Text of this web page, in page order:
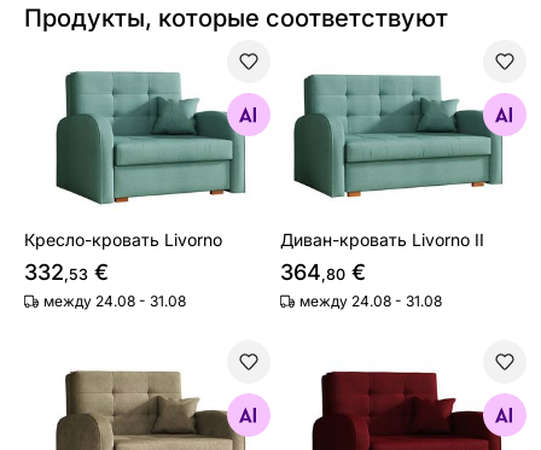
Продукты, которые соответствуют
Кресло-кровать Livorno
Найдите похожие
Кресло-кровать Livorno
332,53 €
между 24.08 - 31.08
Диван-кровать Livorno II
Найдите похожие
Диван-кровать Livorno II
364,80 €
между 24.08 - 31.08
Кресло-кровать Livorno
Найдите похожие
Кресло-кровать Livorno
Найдите похожие